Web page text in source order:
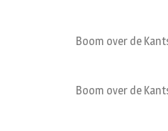
Boom over de
Boom over de